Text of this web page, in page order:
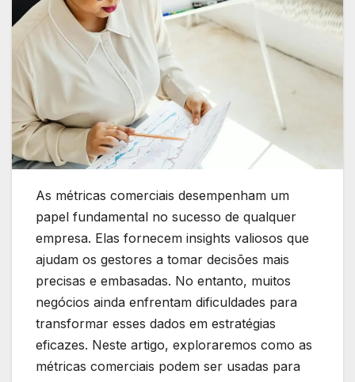
As métricas comerciais desempenham um
papel fundamental no sucesso de qualquer
empresa. Elas fornecem insights valiosos que
ajudam os gestores a tomar decisões mais
precisas e embasadas. No entanto, muitos
negócios ainda enfrentam dificuldades para
transformar esses dados em estratégias
eficazes. Neste artigo, exploraremos como as
métricas comerciais podem ser usadas para